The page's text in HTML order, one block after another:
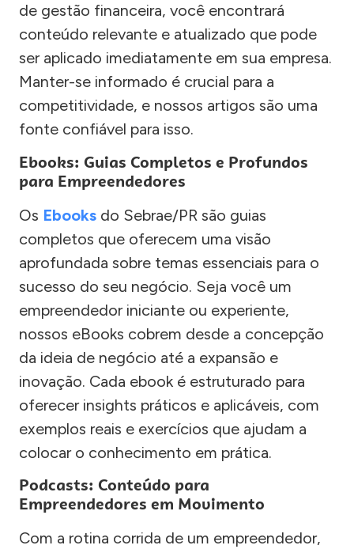
de gestão financeira, você encontrará
conteúdo relevante e atualizado que pode
ser aplicado imediatamente em sua empresa.
Manter-se informado é crucial para a
competitividade, e nossos artigos são uma
fonte confiável para isso.
Ebooks: Guias Completos e Profundos
para Empreendedores
Os Ebooks do Sebrae/PR são guias
completos que oferecem uma visão
aprofundada sobre temas essenciais para o
sucesso do seu negócio. Seja você um
empreendedor iniciante ou experiente,
nossos eBooks cobrem desde a concepção
da ideia de negócio até a expansão e
inovação. Cada ebook é estruturado para
oferecer insights práticos e aplicáveis, com
exemplos reais e exercícios que ajudam a
colocar o conhecimento em prática.
Podcasts: Conteúdo para
Empreendedores em Movimento
Com a rotina corrida de um empreendedor,